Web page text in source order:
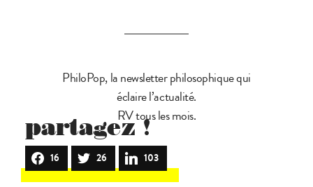
PhiloPop, la newsletter philosophique qui
éclaire l’actualité.
RV tous les mois.
partagez !
16 26 103